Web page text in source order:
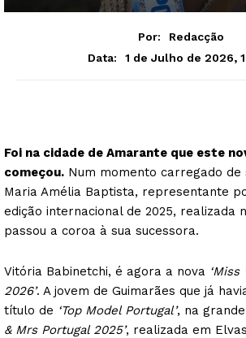
Por:
Redacção
Data:
1 de Julho de 2026,
Foi na cidade de Amarante que este
começou. Num momento carregado de
Maria Amélia Baptista, representante
edição internacional de 2025, realizada
passou a coroa à sua sucessora.
Vitória Babinetchi, é agora a nova
2026’. A jovem de Guimarães que já
título de ‘Top Model Portugal’, na
& Mrs Portugal 2025’, realizada em